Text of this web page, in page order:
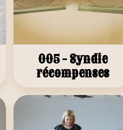
005 - Syndie
récompenses